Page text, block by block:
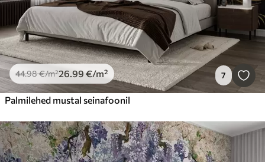
44.98€/m²26.99 €/m² 7
Palmilehed mustal seinafoonil